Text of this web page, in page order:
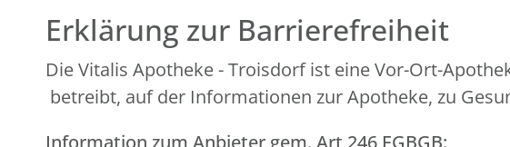
Erklärung zur Barrierefreiheit
Die Vitalis Apotheke - Troisdorf ist eine Vor-Ort-
betreibt, auf der Informationen zur Apotheke, zu
Information zum Anbieter gem. Art 246 EGBGB: